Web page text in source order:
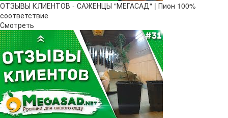
ОТЗЫВЫ КЛИЕНТОВ - САЖЕНЦЫ "МЕГАСАД" | Пион 100%
соответствие
Смотреть